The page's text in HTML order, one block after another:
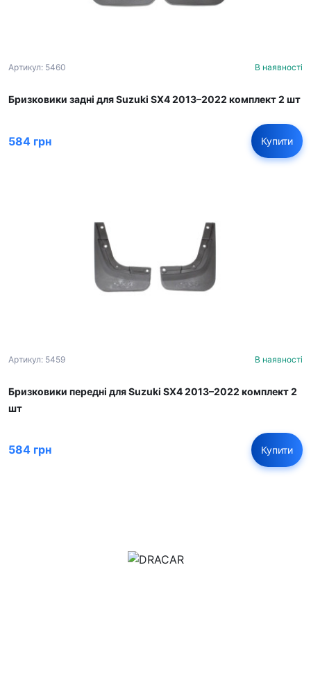
Артикул: 5460 В наявності
Бризковики задні для Suzuki SX4 2013–2022 комплект 2 шт
584 грн Купити
Артикул: 5459 В наявності
Бризковики передні для Suzuki SX4 2013–2022 комплект 2
шт
584 грн Купити